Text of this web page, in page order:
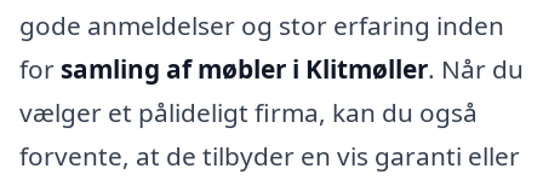
gode anmeldelser og stor erfaring inden
for samling af møbler i Klitmøller. Når du
vælger et pålideligt firma, kan du også
forvente, at de tilbyder en vis garanti eller